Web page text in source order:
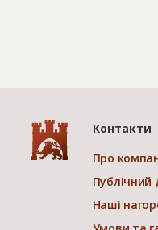
Контакти
Про
Публічний
Наші